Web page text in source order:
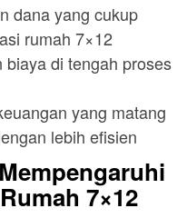
dana yang cukup
rumah 7×12
di tengah proses
yang matang
lebih efisien
7×12